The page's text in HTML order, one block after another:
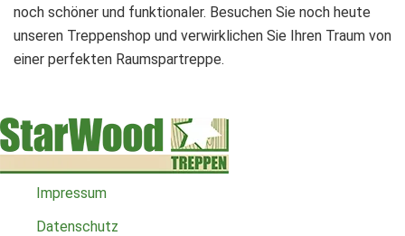
noch schöner und funktionaler. Besuchen Sie noch heute
unseren Treppenshop und verwirklichen Sie Ihren Traum von
einer perfekten Raumspartreppe.
Impressum
Datenschutz